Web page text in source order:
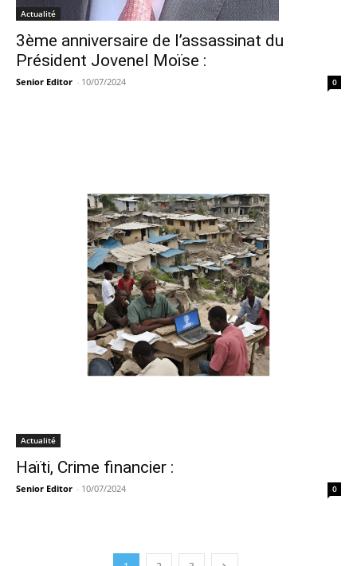
Actualité
3ème anniversaire de l’assassinat du
Président Jovenel Moïse :
Senior Editor - 10/07/2024 0
Actualité
Haïti, Crime financier :
Senior Editor - 10/07/2024 0